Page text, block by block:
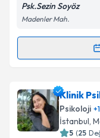
Psk.Sezin Soyöz
Madenler Mah.
Randevu
Psk. Sezin
oluşturun. Size
takvim
Klinik
Psikoloji +1
İstanbul,
5 (25